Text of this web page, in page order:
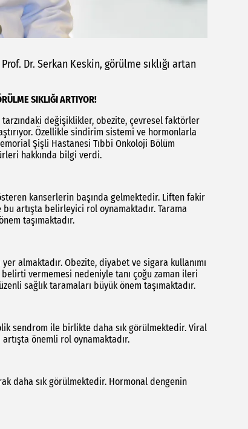
Dr. Serkan Keskin, görülme sıklığı artan
SIKLIĞI ARTIYOR!
tarzındaki değişiklikler, obezite, çevresel faktörler
Özellikle sindirim sistemi ve hormonlarla
Şişli Hastanesi Tıbbi Onkoloji Bölüm
hakkında bilgi verdi.
kanserlerin başında gelmektedir. Liften fakir
artışta belirleyici rol oynamaktadır. Tarama
taşımaktadır.
almaktadır. Obezite, diyabet ve sigara kullanımı
vermemesi nedeniyle tanı çoğu zaman ileri
sağlık taramaları büyük önem taşımaktadır.
sendrom ile birlikte daha sık görülmektedir. Viral
önemli rol oynamaktadır.
daha sık görülmektedir. Hormonal dengenin